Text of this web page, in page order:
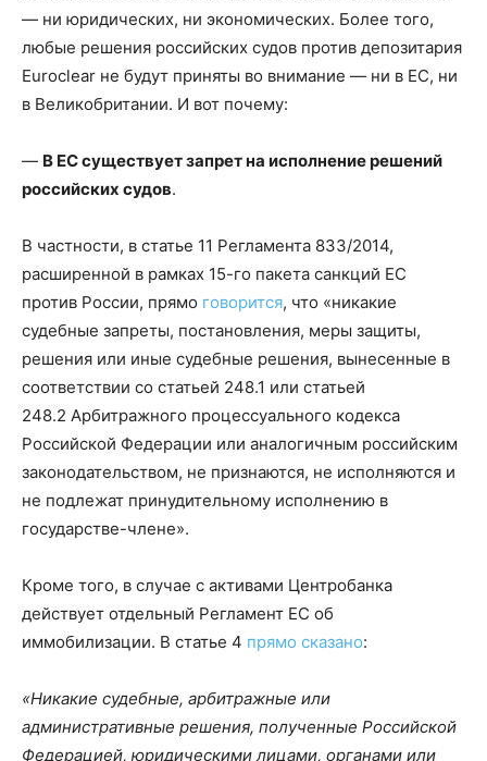
— ни юридических, ни экономических. Более того,
любые решения российских судов против депозитария
Euroclear не будут приняты во внимание — ни в ЕС, ни
в Великобритании. И вот почему:
— В ЕС существует запрет на исполнение решений
российских судов.
В частности, в статье 11 Регламента 833/2014,
расширенной в рамках 15-го пакета санкций ЕС
против России, прямо говорится, что «никакие
судебные запреты, постановления, меры защиты,
решения или иные судебные решения, вынесенные в
соответствии со статьей 248.1 или статьей
248.2 Арбитражного процессуального кодекса
Российской Федерации или аналогичным российским
законодательством, не признаются, не исполняются и
не подлежат принудительному исполнению в
государстве-члене».
Кроме того, в случае с активами Центробанка
действует отдельный Регламент ЕС об
иммобилизации. В статье 4 прямо сказано:
«Никакие судебные, арбитражные или
административные решения, полученные Российской
Федерацией, юридическими лицами, органами или